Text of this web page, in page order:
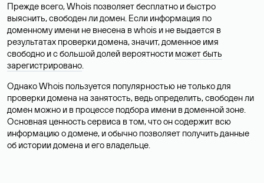
Прежде всего, Whois позволяет бесплатно и быстро
выяснить, свободен ли домен. Если информация по
доменному имени не внесена в whois и не выдается в
результатах проверки домена, значит, доменное имя
свободно и с большой долей вероятности может быть
зарегистрировано.
Однако Whois пользуется популярностью не только для
проверки домена на занятость, ведь определить, свободен ли
домен можно и в процессе подбора имени в доменной зоне.
Основная ценность сервиса в том, что он содержит всю
информацию о домене, и обычно позволяет получить данные
об истории домена и его владельце.